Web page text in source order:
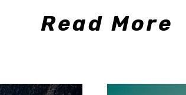
Read More